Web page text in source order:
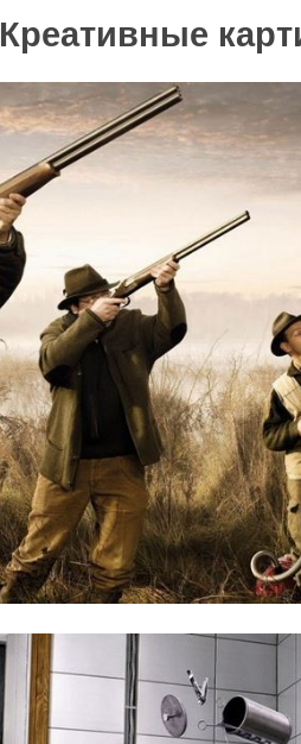
Креативные